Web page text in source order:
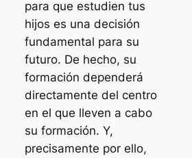
para que estudien tus
hijos es una decisión
fundamental para su
futuro. De hecho, su
formación dependerá
directamente del centro
en el que lleven a cabo
su formación. Y,
precisamente por ello,